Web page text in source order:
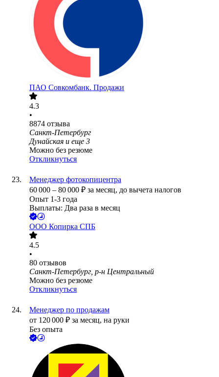
ПАО Совкомбанк. Продажи
4.3
•
8874 отзыва
Санкт-Петербург
Дунайская и еще 3
Можно без резюме
Откликнуться
Менеджер фотокопицентра
60 000 – 80 000 ₽ за месяц, до вычета налогов
Опыт 1-3 года
Выплаты: Два раза в месяц
ООО Копирка СПБ
4.5
•
80 отзывов
Санкт-Петербург, р-н Центральный
Можно без резюме
Откликнуться
Менеджер по продажам
от 120 000 ₽ за месяц, на руки
Без опыта